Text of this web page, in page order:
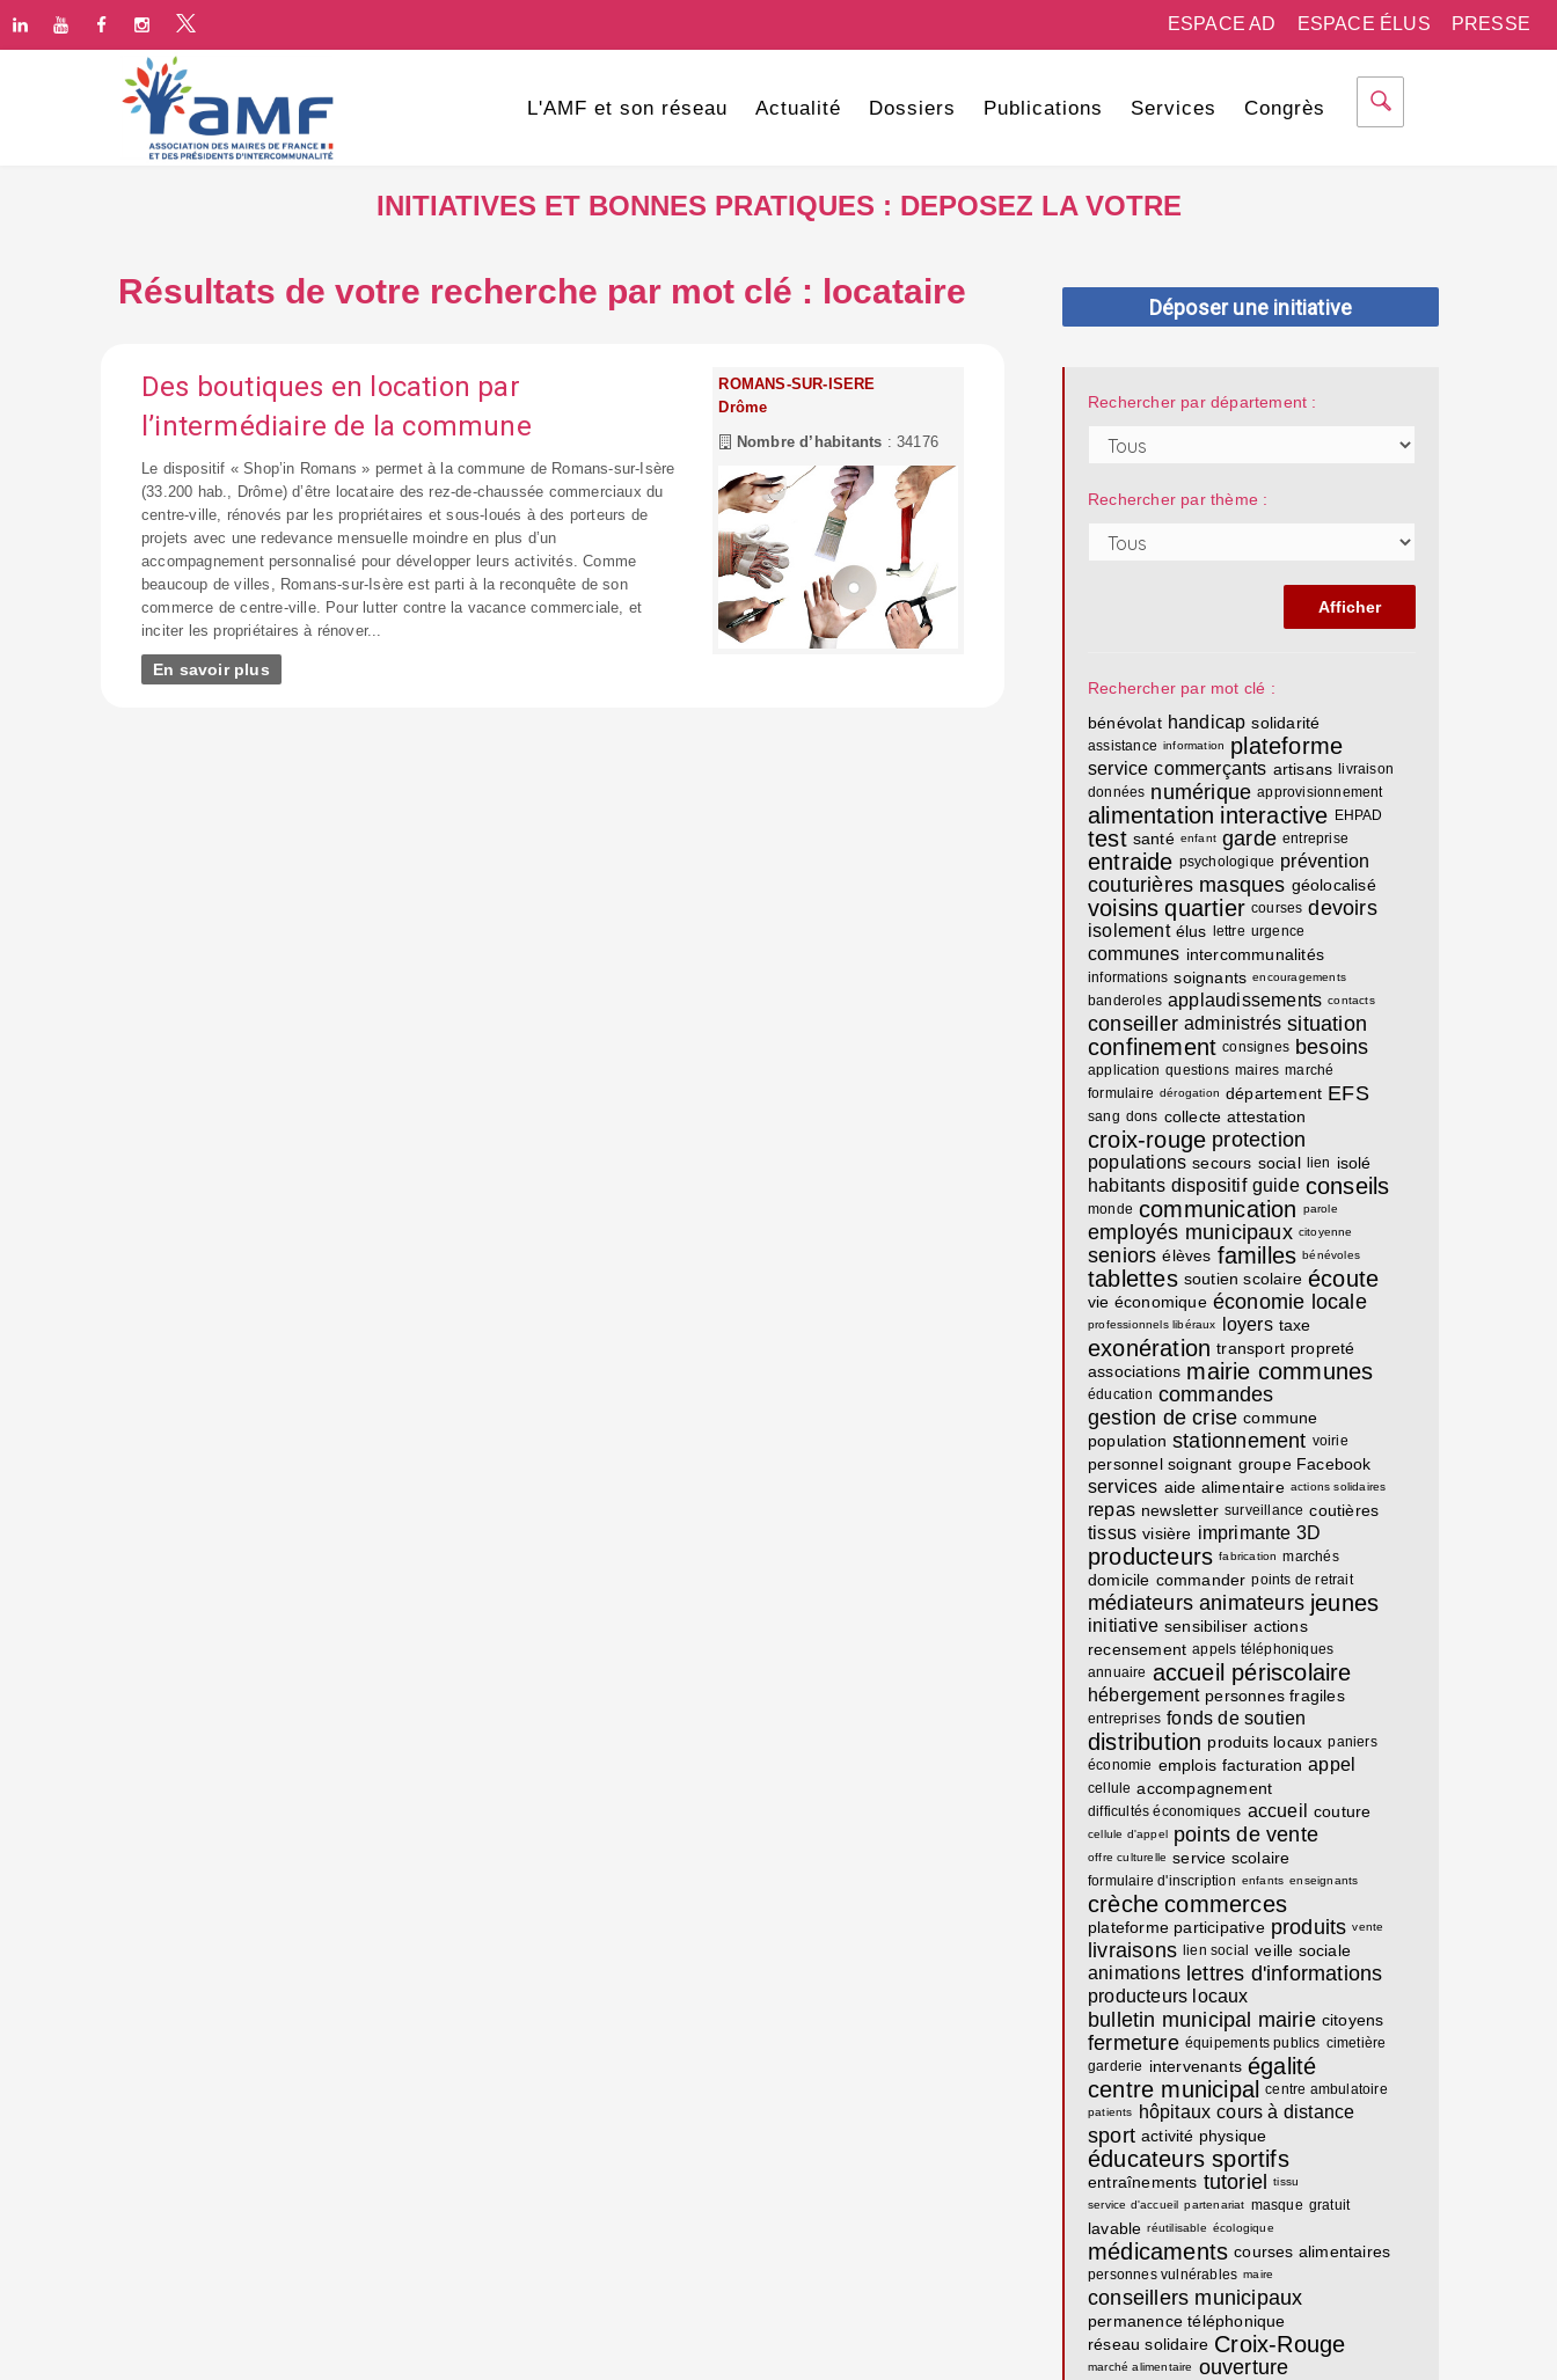
PRESSE
ESPACE ÉLUS
ESPACE AD
L'AMF et son réseau Actualité Dossiers Publications Services Congrès
INITIATIVES ET BONNES PRATIQUES : DEPOSEZ LA VOTRE
Résultats de votre recherche par mot clé : locataire Déposer une initiative
Des boutiques en location par
l’intermédiaire de la commune
Le dispositif « Shop’in Romans » permet à la commune de Romans-sur-Isère
(33.200 hab., Drôme) d’être locataire des rez-de-chaussée commerciaux du
centre-ville, rénovés par les propriétaires et sous-loués à des porteurs de
projets avec une redevance mensuelle moindre en plus d’un
accompagnement personnalisé pour développer leurs activités. Comme
beaucoup de villes, Romans-sur-Isère est parti à la reconquête de son
commerce de centre-ville. Pour lutter contre la vacance commerciale, et
inciter les propriétaires à rénover...
En savoir plus
ROMANS-SUR-ISERE
Drôme
Nombre d’habitants : 34176
Rechercher par département :
Rechercher par thème :
Rechercher par mot clé :
bénévolat handicap solidarité
assistance information plateforme
service commerçants artisans livraison
données numérique approvisionnement
alimentation interactive EHPAD
test santé enfant garde entreprise
entraide psychologique prévention
couturières masques géolocalisé
voisins quartier courses devoirs
isolement élus lettre urgence
communes intercommunalités
informations soignants encouragements
banderoles applaudissements contacts
conseiller administrés situation
confinement consignes besoins
application questions maires marché
formulaire dérogation département EFS
sang dons collecte attestation
croix-rouge protection
populations secours social lien isolé
habitants dispositif guide conseils
monde communication parole
employés municipaux citoyenne
seniors élèves familles bénévoles
tablettes soutien scolaire écoute
vie économique économie locale
professionnels libéraux loyers taxe
exonération transport propreté
associations mairie communes
éducation commandes
gestion de crise commune
population stationnement voirie
personnel soignant groupe Facebook
services aide alimentaire actions solidaires
repas newsletter surveillance coutières
tissus visière imprimante 3D
producteurs fabrication marchés
domicile commander points de retrait
médiateurs animateurs jeunes
initiative sensibiliser actions
recensement appels téléphoniques
annuaire accueil périscolaire
hébergement personnes fragiles
entreprises fonds de soutien
distribution produits locaux paniers
économie emplois facturation appel
cellule accompagnement
difficultés économiques accueil couture
cellule d'appel points de vente
offre culturelle service scolaire
formulaire d'inscription enfants enseignants
crèche commerces
plateforme participative produits vente
livraisons lien social veille sociale
animations lettres d'informations
producteurs locaux
bulletin municipal mairie citoyens
fermeture équipements publics cimetière
garderie intervenants égalité
centre municipal
centre ambulatoire
patients hôpitaux cours à distance
sport activité physique
éducateurs sportifs
entraînements tutoriel
tissu
service d'accueil partenariat masque gratuit
lavable réutilisable écologique
médicaments courses alimentaires
personnes vulnérables maire
conseillers municipaux
permanence téléphonique
réseau solidaire Croix-Rouge
marché alimentaire ouverture